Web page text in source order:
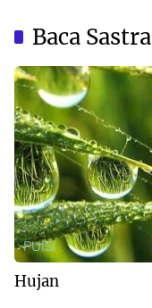
Baca Sastra
PUISI
Hujan